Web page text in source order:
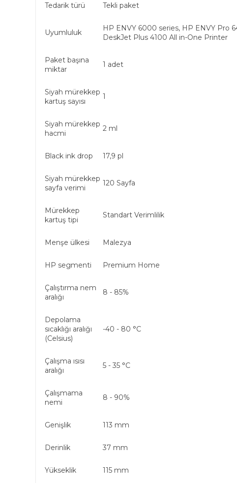
Tedarik türü Tekli paket
Uyumluluk
HP ENVY 6000 series, HP ENVY Pro
DeskJet Plus 4100 All in-One Printer
Paket başına
miktar
1 adet
Siyah mürekkep
kartuş sayısı
1
Siyah mürekkep
hacmi
2 ml
Black ink drop 17,9 pl
Siyah mürekkep
sayfa verimi
120 Sayfa
Mürekkep
kartuş tipi
Standart Verimlilik
Menşe ülkesi Malezya
HP segmenti Premium Home
Çalıştırma nem
aralığı
8 - 85%
Depolama
sıcaklığı aralığı
(Celsius)
-40 - 80 °C
Çalışma ısısı
aralığı
5 - 35 °C
Çalışmama
nemi
8 - 90%
Genişlik 113 mm
Derinlik 37 mm
Yükseklik 115 mm